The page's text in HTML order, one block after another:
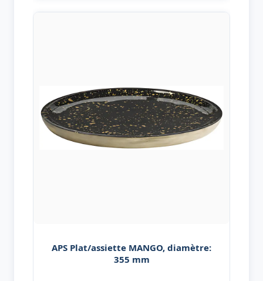
APS Plat/assiette MANGO, diamètre:
355 mm